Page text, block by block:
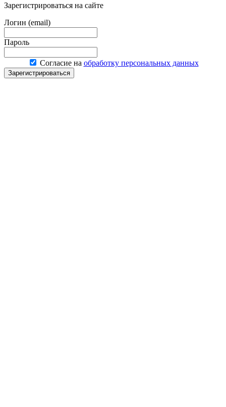
Зарегистрироваться на сайте
Логин (email)
Пароль
Согласие на обработку персональных данных
Зарегистрироваться